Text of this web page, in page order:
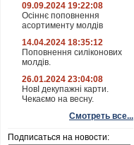
09.09.2024 19:22:08
Осіннє поповнення
асортименту молдів
14.04.2024 18:35:12
Поповнення силіконових
молдів.
26.01.2024 23:04:08
НовІ декупажні карти.
Чекаємо на весну.
Смотреть все...
Подписаться на новости: